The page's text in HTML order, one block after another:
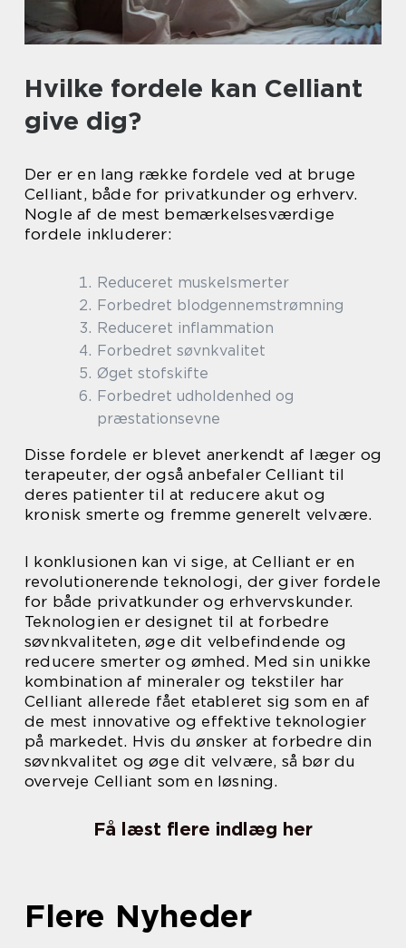
Hvilke fordele kan Celliant
give dig?
Der er en lang række fordele ved at bruge
Celliant, både for privatkunder og erhverv.
Nogle af de mest bemærkelsesværdige
fordele inkluderer:
Reduceret muskelsmerter
Forbedret blodgennemstrømning
Reduceret inflammation
Forbedret søvnkvalitet
Øget stofskifte
Forbedret udholdenhed og
præstationsevne
Disse fordele er blevet anerkendt af læger og
terapeuter, der også anbefaler Celliant til
deres patienter til at reducere akut og
kronisk smerte og fremme generelt velvære.
I konklusionen kan vi sige, at Celliant er en
revolutionerende teknologi, der giver fordele
for både privatkunder og erhvervskunder.
Teknologien er designet til at forbedre
søvnkvaliteten, øge dit velbefindende og
reducere smerter og ømhed. Med sin unikke
kombination af mineraler og tekstiler har
Celliant allerede fået etableret sig som en af
de mest innovative og effektive teknologier
på markedet. Hvis du ønsker at forbedre din
søvnkvalitet og øge dit velvære, så bør du
overveje Celliant som en løsning.
Få læst flere indlæg her
Flere Nyheder